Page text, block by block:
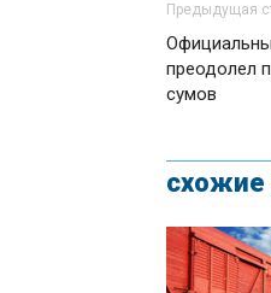
Предыдущая
преодолел
сумов
схожие